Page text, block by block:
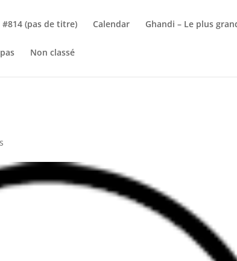
#814 (pas de titre) Calendar Ghandi – Le plus
Non classé